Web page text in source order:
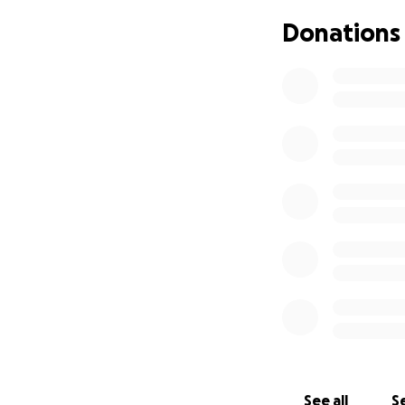
Donations
See all